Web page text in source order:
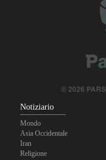
© 2026
Notiziario
Mondo
Asia Occidentale
Iran
Religione